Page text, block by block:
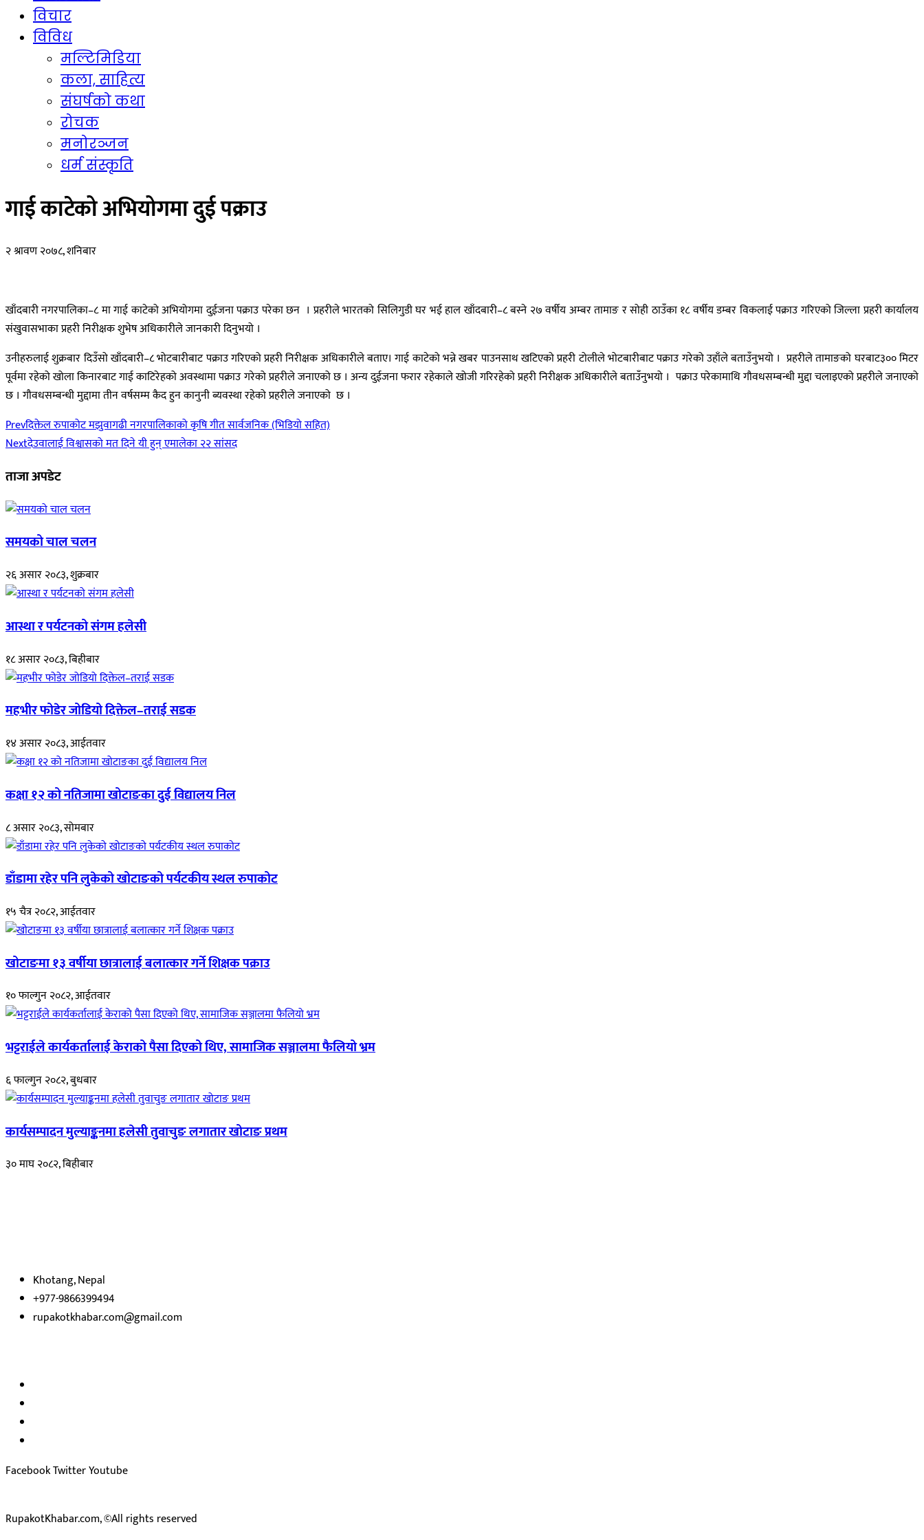
विचार
विविध
मल्टिमिडिया
कला, साहित्य
संघर्षको कथा
रोचक
मनोरञ्जन
धर्म संस्कृति
गाई काटेको अभियोगमा दुई पक्राउ
२ श्रावण २०७८, शनिबार
खाँदबारी नगरपालिका–८ मा गाई काटेको अभियोगमा दुईजना पक्राउ परेका छन । प्रहरीले भारतको सिलिगुडी घर भई हाल खाँदबारी–८ बस्ने २७ वर्षीय अम्बर तामाङ र सोही ठाउँका १८ वर्षीय डम्बर विकलाई पक्राउ गरिएको जिल्ला प्रहरी कार्यालय
संखुवासभाका प्रहरी निरीक्षक शुभेष अधिकारीले जानकारी दिनुभयो ।
उनीहरुलाई शुक्रबार दिउँसो खाँदबारी–८ भोटबारीबाट पक्राउ गरिएको प्रहरी निरीक्षक अधिकारीले बताए। गाई काटेको भन्ने खबर पाउनसाथ खटिएको प्रहरी टोलीले भोटबारीबाट पक्राउ गरेको उहाँले बताउँनुभयो । प्रहरीले तामाङको घरबाट३०० मिटर
पूर्वमा रहेको खोला किनारबाट गाई काटिरेहको अवस्थामा पक्राउ गरेको प्रहरीले जनाएको छ । अन्य दुईजना फरार रहेकाले खोजी गरिरहेको प्रहरी निरीक्षक अधिकारीले बताउँनुभयो । पक्राउ परेकामाथि गौवधसम्बन्धी मुद्दा चलाइएको प्रहरीले जनाएको
छ । गौवधसम्बन्धी मुद्दामा तीन वर्षसम्म कैद हुन कानुनी ब्यवस्था रहेको प्रहरीले जनाएको छ ।
Prevदिक्तेल रुपाकोट मझुवागढी नगरपालिकाको कृषि गीत सार्वजनिक (भिडियो सहित)
Nextदेउवालाई विश्वासको मत दिने यी हुन् एमालेका २२ सांसद
ताजा अपडेट
समयको चाल चलन
२६ असार २०८३, शुक्रबार
आस्था र पर्यटनको संगम हलेसी
१८ असार २०८३, बिहीबार
महभीर फोडेर जोडियो दिक्तेल–तराई सडक
१४ असार २०८३, आईतवार
कक्षा १२ को नतिजामा खोटाङका दुई विद्यालय निल
८ असार २०८३, सोमबार
डाँडामा रहेर पनि लुकेको खोटाङको पर्यटकीय स्थल रुपाकोट
१५ चैत्र २०८२, आईतवार
खोटाङमा १३ वर्षीया छात्रालाई बलात्कार गर्ने शिक्षक पक्राउ
१० फाल्गुन २०८२, आईतवार
भट्टराईले कार्यकर्तालाई केराको पैसा दिएको थिए, सामाजिक सञ्जालमा फैलियो भ्रम
६ फाल्गुन २०८२, बुधबार
कार्यसम्पादन मुल्याङ्कनमा हलेसी तुवाचुङ लगातार खोटाङ प्रथम
३० माघ २०८२, बिहीबार
Khotang, Nepal
+977-9866399494
rupakotkhabar.com@gmail.com
FacebookTwitterYoutube
RupakotKhabar.com, ©All rights reserved